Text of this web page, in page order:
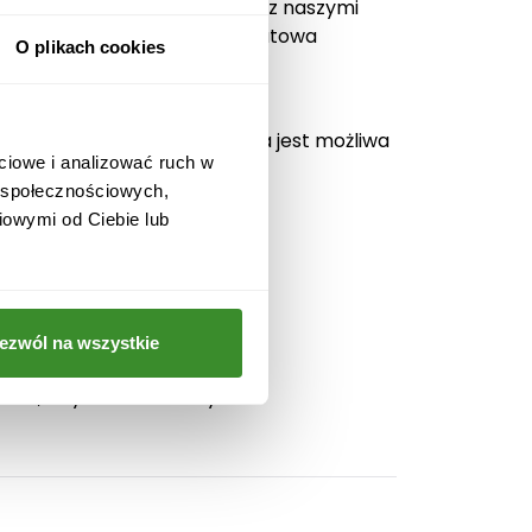
O plikach cookies
i analizować ruch w
od Ciebie lub
na wszystkie
Wywołanie uśmiechu z naszymi
internetowa Kwiatowa
kraju.
Prestige Edition.
terenie Warszawy dostawa jest możliwa
aby Flower box był